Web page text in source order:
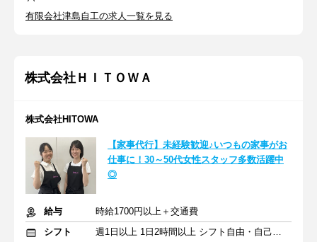
有限会社津島自工の求人一覧を見る
株式会社ＨＩＴＯＷＡ
株式会社HITOWA
【家事代行】未経験歓迎♪いつもの家事がお
仕事に！30～50代女性スタッフ多数活躍中
◎
給与
時給1700円以上＋交通費
シフト
週1日以上 1日2時間以上 シフト自由・自己申告